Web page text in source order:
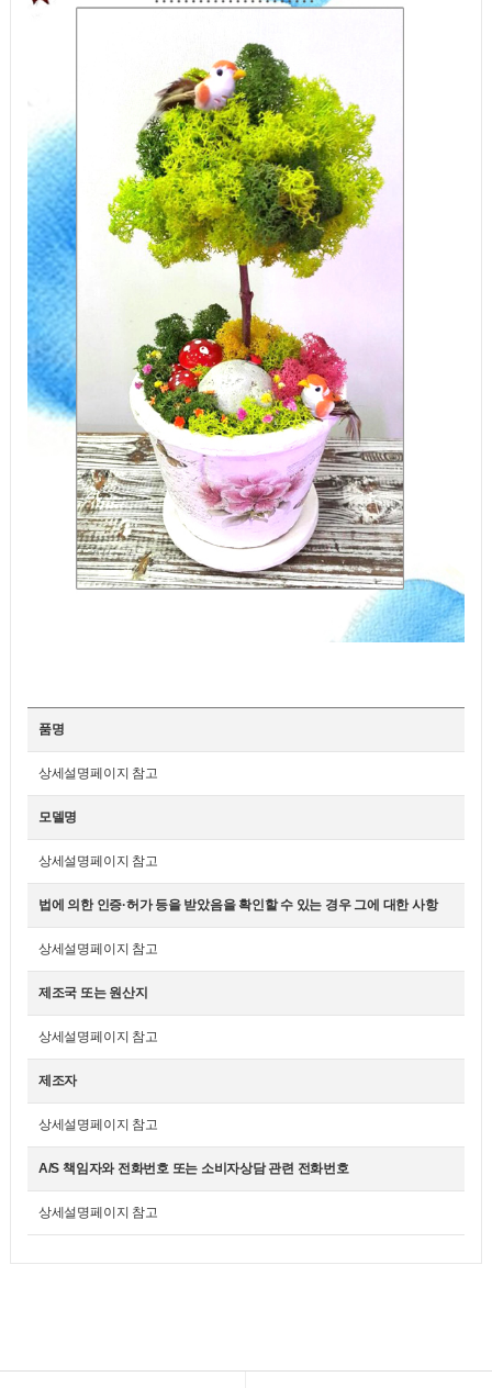
품명
상세설명페이지 참고
모델명
상세설명페이지 참고
법에 의한 인증·허가 등을 받았음을 확인할 수 있는 경우 그에 대한 사항
상세설명페이지 참고
제조국 또는 원산지
상세설명페이지 참고
제조자
상세설명페이지 참고
A/S 책임자와 전화번호 또는 소비자상담 관련 전화번호
상세설명페이지 참고